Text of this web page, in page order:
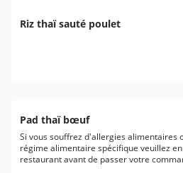
Riz thaï sauté poulet
Pad thaï bœuf
Si vous souffrez d'allergies alimentaires
régime alimentaire spécifique veuillez
restaurant avant de passer votre